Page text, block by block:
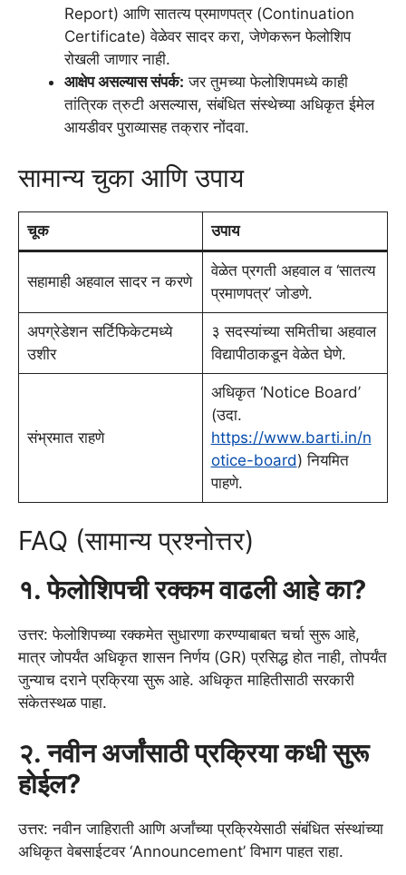
Report) आणि सातत्य प्रमाणपत्र (Continuation
Certificate) वेळेवर सादर करा, जेणेकरून फेलोशिप
रोखली जाणार नाही.
आक्षेप असल्यास संपर्क: जर तुमच्या फेलोशिपमध्ये काही
तांत्रिक त्रुटी असल्यास, संबंधित संस्थेच्या अधिकृत ईमेल
आयडीवर पुराव्यासह तक्रार नोंदवा.
सामान्य चुका आणि उपाय
चूक उपाय
सहामाही अहवाल सादर न करणे
वेळेत प्रगती अहवाल व ‘सातत्य
प्रमाणपत्र’ जोडणे.
अपग्रेडेशन सर्टिफिकेटमध्ये
उशीर
३ सदस्यांच्या समितीचा अहवाल
विद्यापीठाकडून वेळेत घेणे.
संभ्रमात राहणे
अधिकृत ‘Notice Board’
(उदा.
https://www.barti.in/n
otice-board) नियमित
पाहणे.
FAQ (सामान्य प्रश्नोत्तर)
१. फेलोशिपची रक्कम वाढली आहे का?
उत्तर: फेलोशिपच्या रक्कमेत सुधारणा करण्याबाबत चर्चा सुरू आहे,
मात्र जोपर्यंत अधिकृत शासन निर्णय (GR) प्रसिद्ध होत नाही, तोपर्यंत
जुन्याच दराने प्रक्रिया सुरू आहे. अधिकृत माहितीसाठी सरकारी
संकेतस्थळ पाहा.
२. नवीन अर्जांसाठी प्रक्रिया कधी सुरू
होईल?
उत्तर: नवीन जाहिराती आणि अर्जांच्या प्रक्रियेसाठी संबंधित संस्थांच्या
अधिकृत वेबसाईटवर ‘Announcement’ विभाग पाहत राहा.